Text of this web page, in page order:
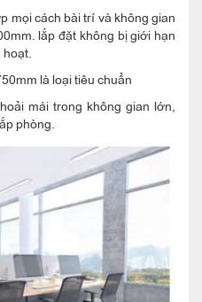
mọi cách bài trí và không gian
lắp đặt không bị giới hạn
là loại tiêu chuẩn
mái trong không gian lớn,
phòng.